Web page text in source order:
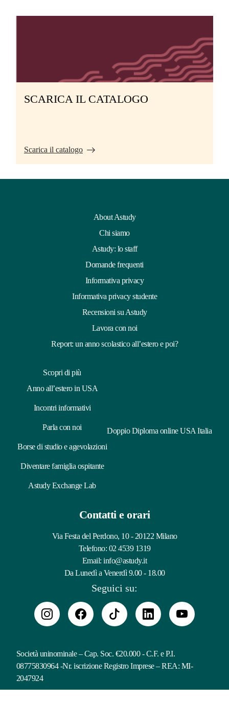
SCARICA IL CATALOGO
Scarica il catalogo
About Astudy
Chi siamo
Astudy: lo staff
Domande frequenti
Informativa privacy
Informativa privacy studente
Recensioni su Astudy
Lavora con noi
Report: un anno scolastico all’estero e poi?
Scopri di più
Anno all’estero in USA
Incontri informativi
Parla con noi
Borse di studio e agevolazioni
Diventare famiglia ospitante
Astudy Exchange Lab
Doppio Diploma online USA Italia
Contatti e orari
Via Festa del Perdono, 10 - 20122 Milano
Telefono: 02 4539 1319
Email:info@astudy.it
Da Lunedì a Venerdì 9.00 - 18.00
Seguici su:
Società uninominale – Cap. Soc. €20.000 - C.F. e P.I.
08775830964 -Nr. iscrizione Registro Imprese – REA: MI-
2047924